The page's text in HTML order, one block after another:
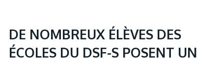
DE NOMBREUX ÉLÈVES DES
ÉCOLES DU DSF-S POSENT UN